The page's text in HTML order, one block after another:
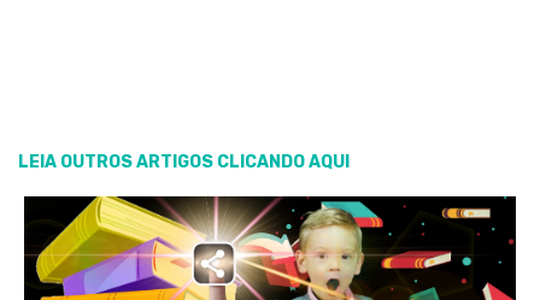
LEIA OUTROS ARTIGOS CLICANDO AQUI